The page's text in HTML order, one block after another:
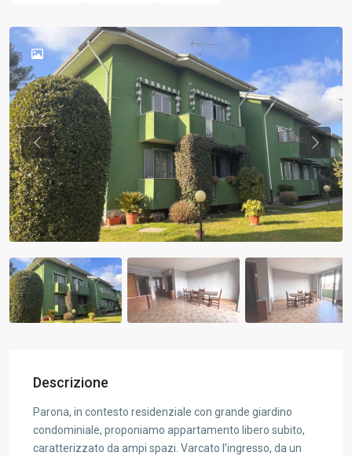
Previous
Descrizione
Parona, in contesto residenziale con grande giardino
condominiale, proponiamo appartamento libero subito,
caratterizzato da ampi spazi. Varcato l’ingresso, da un